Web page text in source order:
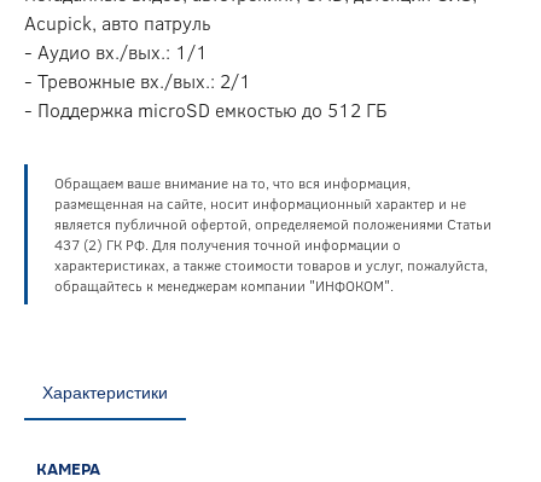
Acupick, авто патруль
- Аудио вх./вых.: 1/1
- Тревожные вх./вых.: 2/1
- Поддержка microSD емкостью до 512 ГБ
Обращаем ваше внимание на то, что вся информация,
размещенная на сайте, носит информационный характер и не
является публичной офертой, определяемой положениями Статьи
437 (2) ГК РФ. Для получения точной информации о
характеристиках, а также стоимости товаров и услуг, пожалуйста,
обращайтесь к менеджерам компании "ИНФОКОМ".
Характеристики
КАМЕРА